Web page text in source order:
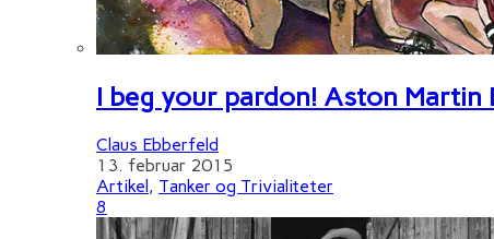
I beg your pardon! Aston Martin
Claus Ebberfeld
13. februar 2015
Artikel, Tanker og Trivialiteter
8